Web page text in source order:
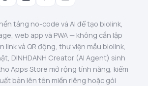
tảng no-code và AI để tạo biolink,
web app và PWA — không cần lập
link và QR động, thư viện mẫu biolink,
DINHDANH Creator (AI Agent) sinh
Apps Store mở rộng tính năng, kiểm
bản lên tên miền riêng hoặc gói